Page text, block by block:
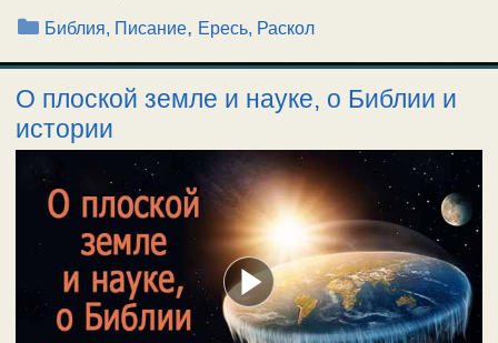
Рубрики
Библия, Писание, Ересь, Раскол
О плоской земле и науке, о Библии и
истории